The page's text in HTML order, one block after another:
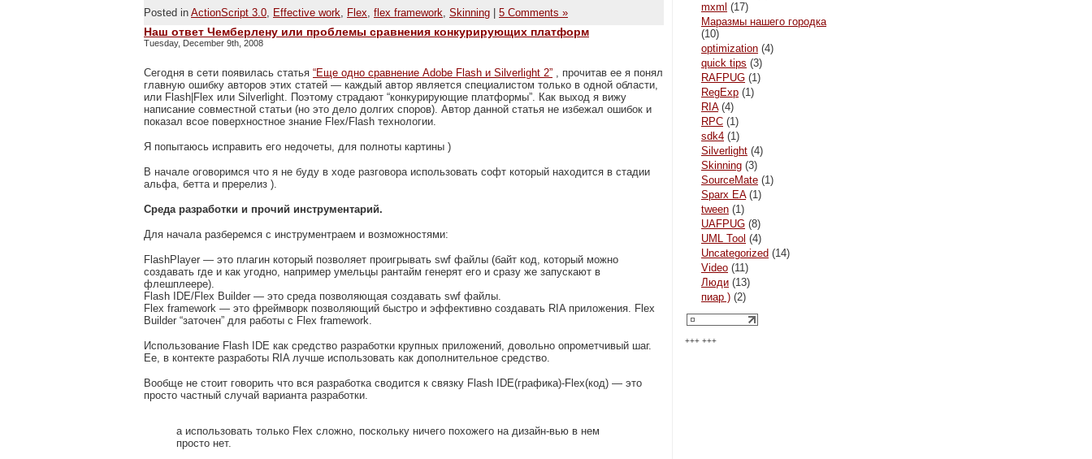
Posted in ActionScript 3.0 Effective work Flex flex framework Skinning | 5 Comments »
Наш ответ Чемберлену или проблемы сравнения конкурирующих платформ
Tuesday, December 9th, 2008
Сегодня в сети появилась статья “Еще одно сравнение Adobe Flash и Silverlight 2” , прочитав ее я понял
главную ошибку авторов этих статей — каждый автор является специалистом только в одной области,
или Flash|Flex или Silverlight. Поэтому страдают “конкурирующие платформы”. Как выход я вижу
написание совместной статьи (но это дело долгих споров). Автор данной статья не избежал ошибок и
показал всое поверхностное знание Flex/Flash технологии.
Я попытаюсь исправить его недочеты, для полноты картины )
В начале оговоримся что я не буду в ходе разговора использовать софт который находится в стадии
альфа, бетта и пререлиз ).
Среда разработки и прочий инструментарий.
Для начала разберемся с инструментраем и возможностями:
FlashPlayer — это плагин который позволяет проигрывать swf файлы (байт код, который можно
создавать где и как угодно, например умельцы рантайм генерят его и сразу же запускают в
флешплеере).
Flash IDE/Flex Builder — это среда позволяющая создавать swf файлы.
Flex framework — это фреймворк позволяющий быстро и эффективно создавать RIA приложения. Flex
Builder “заточен” для работы с Flex framework.
Использование Flash IDE как средство разработки крупных приложений, довольно опрометчивый шаг.
Ее, в контекте разработы RIA лучше использовать как дополнительное средство.
Вообще не стоит говорить что вся разработка сводится к связку Flash IDE(графика)-Flex(код) — это
просто частный случай варианта разработки.
а использовать только Flex сложно, поскольку ничего похожего на дизайн-вью в нем
просто нет.
mxml (17)
Mаразмы нашего городка
(10)
optimization (4)
quick tips (3)
RAFPUG (1)
RegExp (1)
RIA(4)
RPC (1)
sdk4 (1)
Silverlight (4)
Skinning (3)
SourceMate (1)
Sparx EA(1)
tween (1)
UAFPUG (8)
UML Tool (4)
Uncategorized (14)
Video (11)
Люди (13)
пиар ) (2)
+++ +++